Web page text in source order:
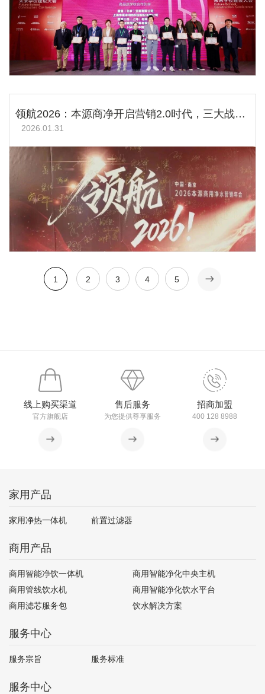
领航2026：本源商净开启营销2.0时代，三大战役决胜新征途
2026.01.31
1 2 3 4 5
线上购买渠道
官方旗舰店
售后服务
为您提供尊享服务
招商加盟
400 128 8988
家用产品
家用净热一体机 前置过滤器
商用产品
商用智能净饮一体机
商用智能净化中央主机
商用管线饮水机
商用智能净化饮水平台
商用滤芯服务包
饮水解决方案
服务中心
服务宗旨 服务标准
服务中心